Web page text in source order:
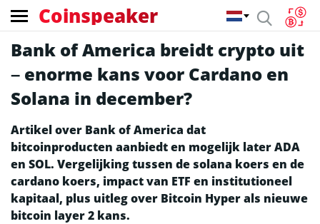
Coinspeaker
Bank of America breidt crypto uit
– enorme kans voor Cardano en
Solana in december?
Artikel over Bank of America dat
bitcoinproducten aanbiedt en mogelijk later ADA
en SOL. Vergelijking tussen de solana koers en de
cardano koers, impact van ETF en institutioneel
kapitaal, plus uitleg over Bitcoin Hyper als nieuwe
bitcoin layer 2 kans.